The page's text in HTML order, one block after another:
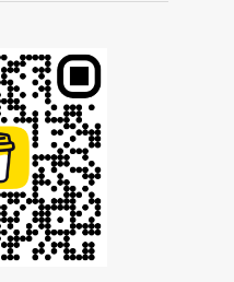
FANTASIA
FRANCESE
GESTO
GLOBALE
GLOSSIKA
HAKKA